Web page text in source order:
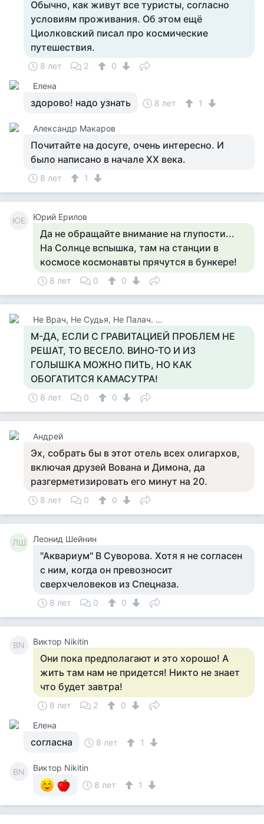
Обычно, как живут все туристы, согласно
условиям проживания. Об этом ещё
Циолковский писал про космические
путешествия.
8 лет 2
0
Елена
здорово! надо узнать 8 лет 1
Александр Макаров
Почитайте на досуге, очень интересно. И
было написано в начале XX века.
8 лет 1
ЮЕ Юрий Ерилов
Да не обращайте внимание на глупости...
На Солнце вспышка, там на станции в
космосе космонавты прячутся в бункере!
8 лет 0 0
Не Врач, Не Судья, Не Палач. Веселюсь И Дурачусь
М-ДА, ЕСЛИ С ГРАВИТАЦИЕЙ ПРОБЛЕМ НЕ
РЕШАТ, ТО ВЕСЕЛО. ВИНО-ТО И ИЗ
ГОЛЫШКА МОЖНО ПИТЬ, НО КАК
ОБОГАТИТСЯ КАМАСУТРА!
8 лет 0 0
Андрей
Эх, собрать бы в этот отель всех олигархов,
включая друзей Вована и Димона, да
разгерметизировать его минут на 20.
8 лет 0 0
ЛШ Леонид Шейнин
"Аквариум" В Суворова. Хотя я не согласен
с ним, когда он превозносит
сверхчеловеков из Спецназа.
8 лет 0 0
ВN Виктор Nikitin
Они пока предполагают и это хорошо! А
жить там нам не придется! Никто не знает
что будет завтра!
8 лет 2
0
Елена
согласна 8 лет 1
ВN
Виктор Nikitin
8 лет
1